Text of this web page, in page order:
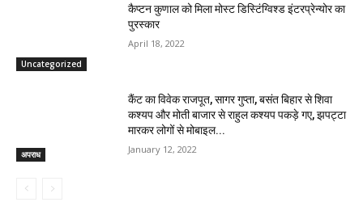
Uncategorized
कैप्टन कुणाल को मिला मोस्ट डिस्टिंग्विश्ड इंटरप्रेन्योर का
पुरस्कार
April 18, 2022
अपराध
कैंट का विवेक राजपूत, सागर गुप्ता, बसंत बिहार से शिवा
कश्यप और मोती बाजार से राहुल कश्यप पकड़े गए, झपट्टा
मारकर लोगों से मोबाइल...
January 12, 2022